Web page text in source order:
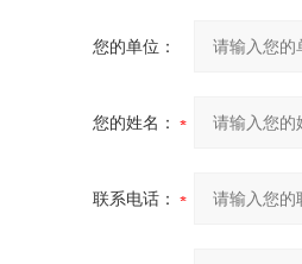
您的单位：
您的姓名：
联系电话：